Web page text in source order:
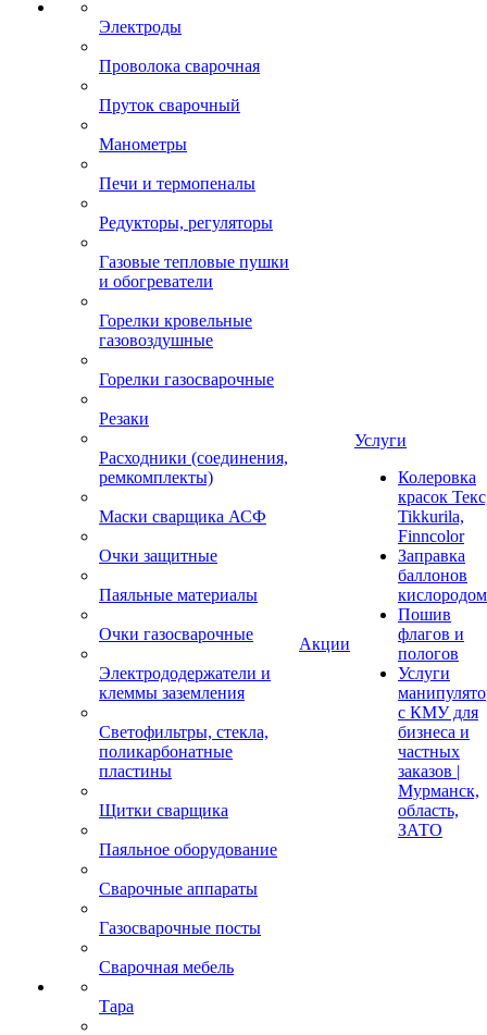
Электроды
Проволока сварочная
Пруток сварочный
Манометры
Печи и термопеналы
Редукторы, регуляторы
Газовые тепловые пушки
и обогреватели
Горелки кровельные
газовоздушные
Горелки газосварочные
Резаки
Расходники (соединения,
ремкомплекты)
Маски сварщика АСФ
Очки защитные
Паяльные материалы
Очки газосварочные
Электрододержатели и
клеммы заземления
Светофильтры, стекла,
поликарбонатные
пластины
Щитки сварщика
Паяльное оборудование
Сварочные аппараты
Газосварочные посты
Сварочная мебель
Тара
Акции
Услуги
Колеровка
красок
Tikkurila,
Finncolor
Заправка
баллонов
кислородом
Пошив
флагов и
пологов
Услуги
с КМУ для
бизнеса и
частных
заказов |
Мурманск,
область,
ЗАТО